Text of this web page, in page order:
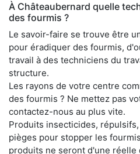
À Châteaubernard quelle
des fourmis ?
Le savoir-faire se trouve être
pour éradiquer des fourmis,
travail à des techniciens du
structure.
Les rayons de votre centre
des fourmis ? Ne mettez pas
contactez-nous au plus vite.
Produits insecticides,
pièges pour stopper les
produits ne seront d'une